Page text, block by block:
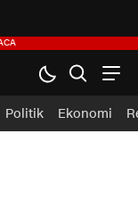
Politik Ekonomi